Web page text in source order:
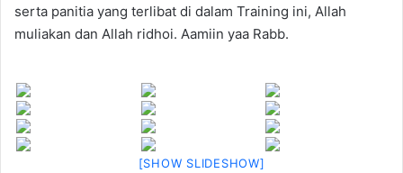
serta panitia yang terlibat di dalam Training ini, Allah
muliakan dan Allah ridhoi. Aamiin yaa Rabb.
[SHOW SLIDESHOW]